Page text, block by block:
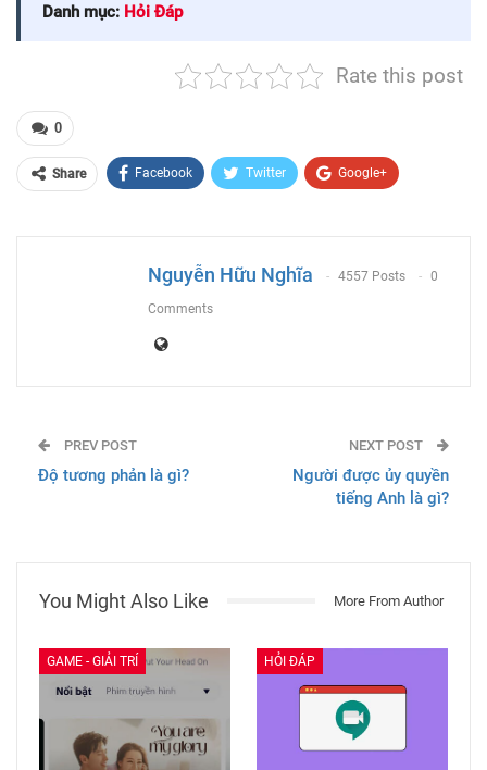
Danh mục: Hỏi Đáp
Rate this post
0
Share Facebook Twitter Google+
Nguyễn Hữu Nghĩa 4557 Posts 0
Comments
PREV POST
Độ tương phản là gì?
NEXT POST
Người được ủy quyền
tiếng Anh là gì?
You Might Also Like More From Author
GAME - GIẢI TRÍ HỎI ĐÁP